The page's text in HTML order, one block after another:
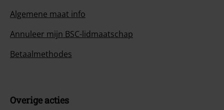
Algemene maat info
Annuleer mijn BSC-lidmaatschap
Betaalmethodes
Overige acties